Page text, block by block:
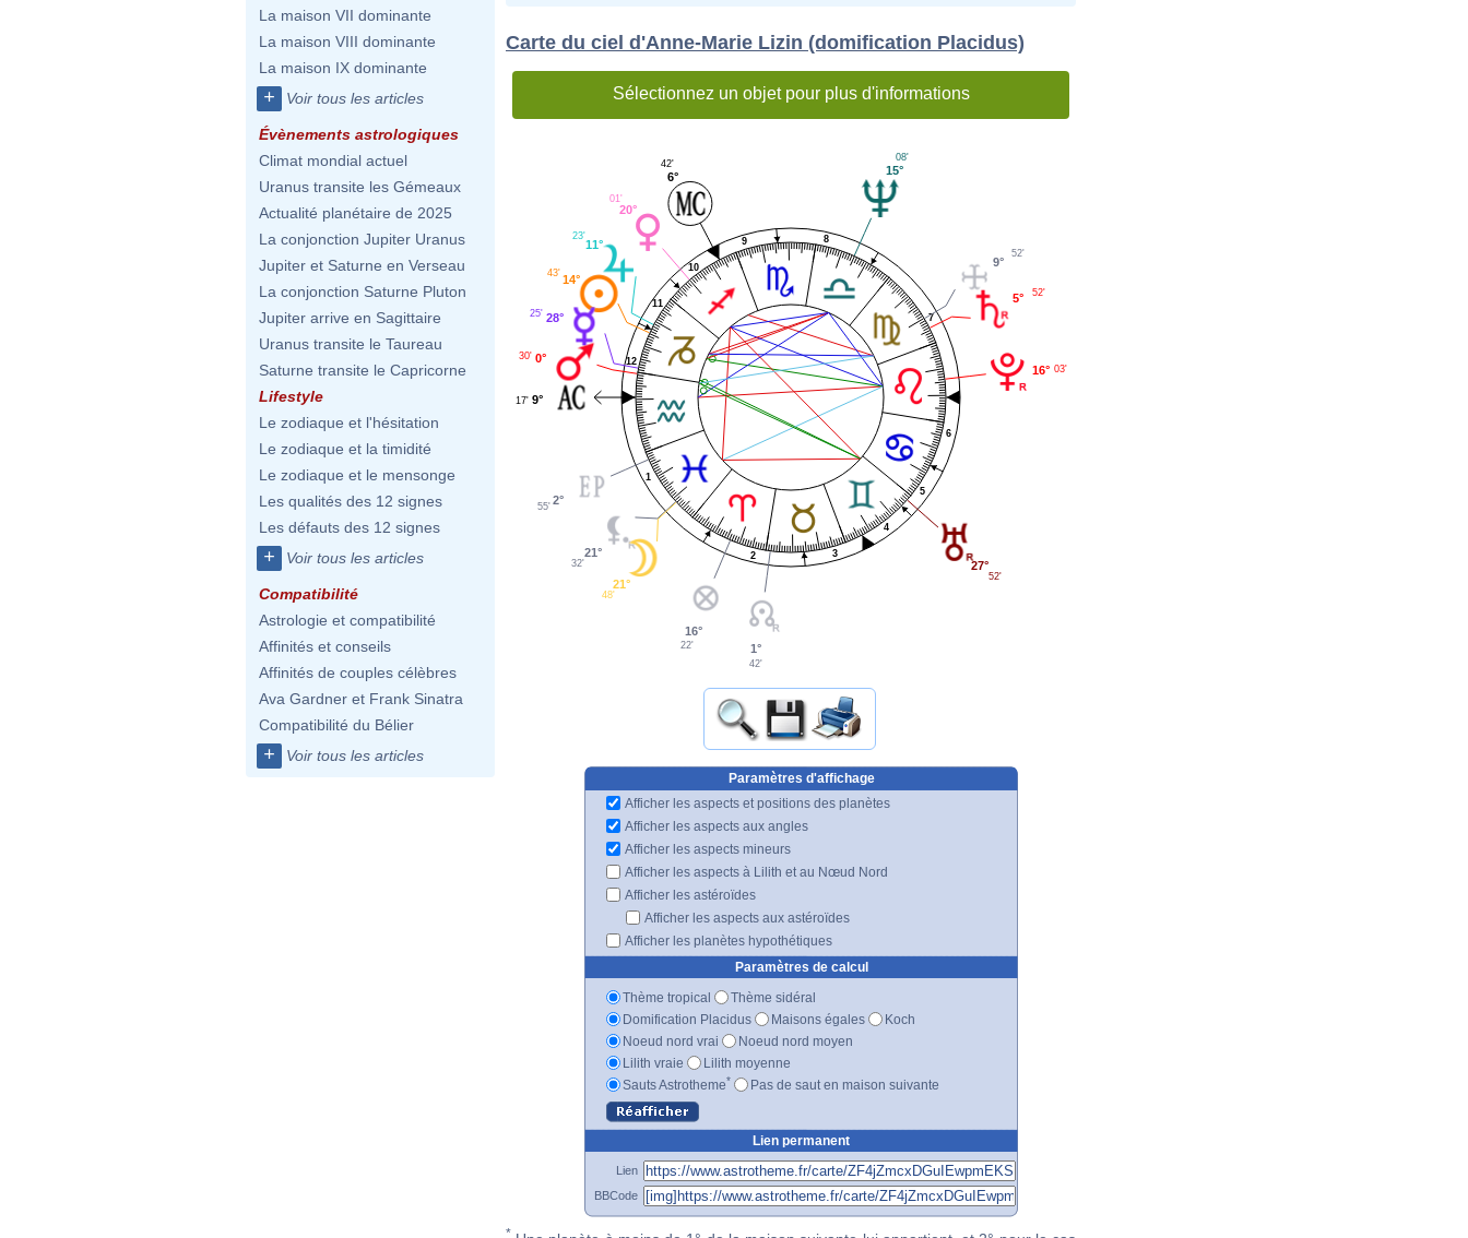
La maison VII dominante
La maison VIII dominante
La maison IX dominante
+ Voir tous les articles
Évènements astrologiques
Climat mondial actuel
Uranus transite les Gémeaux
Actualité planétaire de 2025
La conjonction Jupiter Uranus
Jupiter et Saturne en Verseau
La conjonction Saturne Pluton
Jupiter arrive en Sagittaire
Uranus transite le Taureau
Saturne transite le Capricorne
Lifestyle
Le zodiaque et l'hésitation
Le zodiaque et la timidité
Le zodiaque et le mensonge
Les qualités des 12 signes
Les défauts des 12 signes
+ Voir tous les articles
Compatibilité
Astrologie et compatibilité
Affinités et conseils
Affinités de couples célèbres
Ava Gardner et Frank Sinatra
Compatibilité du Bélier
+ Voir tous les articles
Carte du ciel d'Anne-Marie Lizin (domification Placidus)
Sélectionnez un objet pour plus d'informations
1
2 3
4
5
6
7
8
9
10
11
12
16° 03'
5° 52'
9°
52'
15°
08'
6°
42'
20°
01'
11°
23'
14°
43'
28°
25'
0°
30'
9°
17'
2°
55'
21°
32'
21°
48'
16°
22' 1°
42'
27°
52'
Paramètres d'affichage
Afficher les aspects et positions des planètes
Afficher les aspects aux angles
Afficher les aspects mineurs
Afficher les aspects à Lilith et au Nœud Nord
Afficher les astéroïdes
Afficher les aspects aux astéroïdes
Afficher les planètes hypothétiques
Paramètres de calcul
Thème tropical
Thème sidéral
Domification Placidus
Maisons égales
Koch
Noeud nord vrai
Noeud nord moyen
Lilith vraie
Lilith moyenne
Sauts Astrotheme* Pas de saut en maison suivante
Lien permanent
Lien
BBCode
*